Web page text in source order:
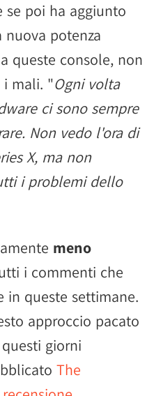
se poi ha aggiunto
nuova potenza
queste console, non
i mali. "Ogni volta
ci sono sempre
Non vedo l'ora di
X, ma non
i problemi dello
meno
i commenti che
in queste settimane.
approccio pacato
giorni
The